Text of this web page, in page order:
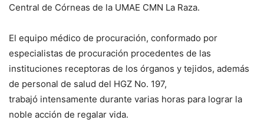
Central de Córneas de la UMAE CMN La Raza.
El equipo médico de procuración, conformado por
especialistas de procuración procedentes de las
instituciones receptoras de los órganos y tejidos, además
de personal de salud del HGZ No. 197,
trabajó intensamente durante varias horas para lograr la
noble acción de regalar vida.